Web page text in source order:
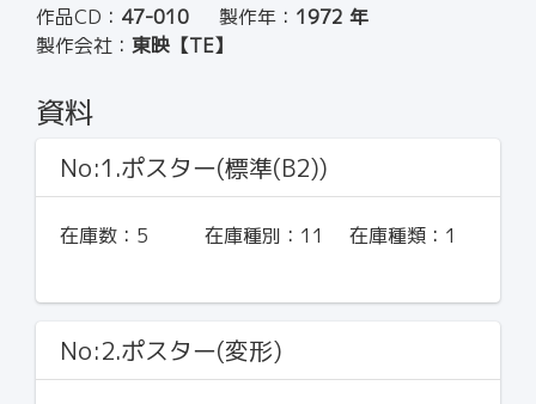
作品CD： 47-010 製作年： 1972 年
製作会社： 東映【TE】
資料
No:1.ポスター(標準(B2))
在庫数： 5 在庫種別： 11 在庫種類： 1
No:2.ポスター(変形)